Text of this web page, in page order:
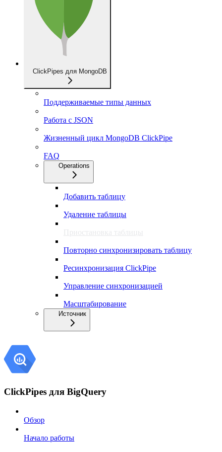
ClickPipes для MongoDB
Поддерживаемые типы данных
Работа с JSON
Жизненный цикл MongoDB ClickPipe
FAQ
Operations
Добавить таблицу
Удаление таблицы
Приостановка таблицы
Повторно синхронизировать таблицу
Ресинхронизация ClickPipe
Управление синхронизацией
Масштабирование
Источник
ClickPipes для BigQuery
Обзор
Начало работы